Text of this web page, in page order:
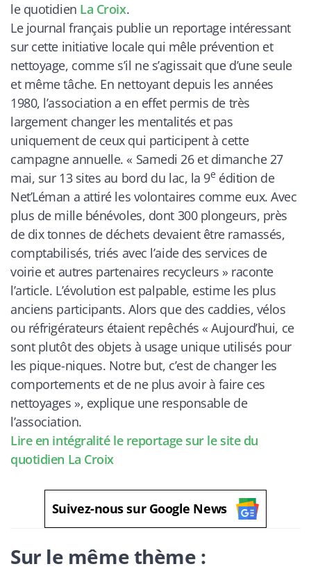
le quotidien La Croix.
Le journal français publie un reportage intéressant
sur cette initiative locale qui mêle prévention et
nettoyage, comme s’il ne s’agissait que d’une seule
et même tâche. En nettoyant depuis les années
1980, l’association a en effet permis de très
largement changer les mentalités et pas
uniquement de ceux qui participent à cette
campagne annuelle. « Samedi 26 et dimanche 27
mai, sur 13 sites au bord du lac, la 9eédition de
Net’Léman a attiré les volontaires comme eux. Avec
plus de mille bénévoles, dont 300 plongeurs, près
de dix tonnes de déchets devaient être ramassés,
comptabilisés, triés avec l’aide des services de
voirie et autres partenaires recycleurs » raconte
l’article. L’évolution est palpable, estime les plus
anciens participants. Alors que des caddies, vélos
ou réfrigérateurs étaient repêchés «Aujourd’hui, ce
sont plutôt des objets à usage unique utilisés pour
les pique-niques. Notre but, c’est de changer les
comportements et de ne plus avoir à faire ces
nettoyages », explique une responsable de
l’association.
Lire en intégralité le reportage sur le site du
quotidien La Croix
Suivez-nous sur Google News
Sur le même thème :